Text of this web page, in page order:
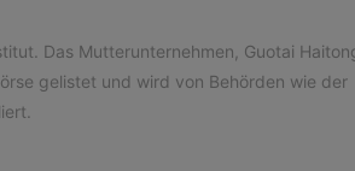
Das Mutterunternehmen, Guotai
gelistet und wird von Behörden wie der